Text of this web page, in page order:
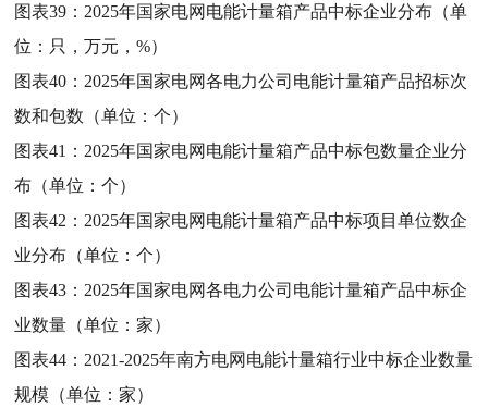
图表39： 2025年国家电网电能计量箱产品中标企业分布（单
位：只，万元，%）
图表40： 2025年国家电网各电力公司电能计量箱产品招标次
数和包数（单位：个）
图表41： 2025年国家电网电能计量箱产品中标包数量企业分
布（单位：个）
图表42： 2025年国家电网电能计量箱产品中标项目单位数企
业分布（单位：个）
图表43： 2025年国家电网各电力公司电能计量箱产品中标企
业数量（单位：家）
图表44： 2021-2025年南方电网电能计量箱行业中标企业数量
规模（单位：家）